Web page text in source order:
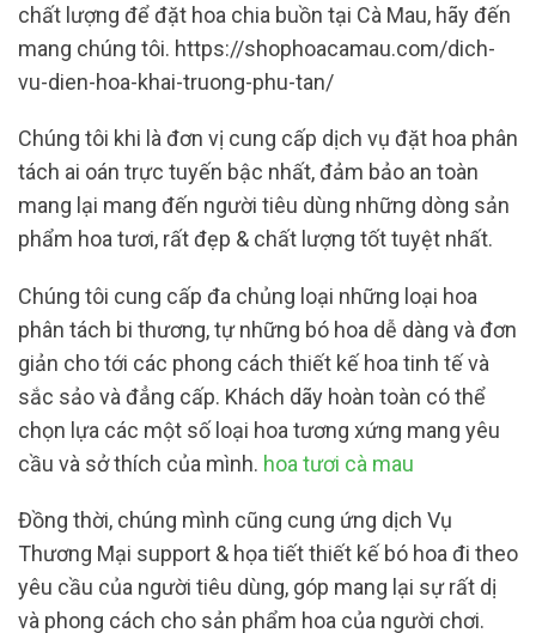
chất lượng để đặt hoa chia buồn tại Cà Mau, hãy đến
mang chúng tôi. https://shophoacamau.com/dich-
vu-dien-hoa-khai-truong-phu-tan/
Chúng tôi khi là đơn vị cung cấp dịch vụ đặt hoa phân
tách ai oán trực tuyến bậc nhất, đảm bảo an toàn
mang lại mang đến người tiêu dùng những dòng sản
phẩm hoa tươi, rất đẹp & chất lượng tốt tuyệt nhất.
Chúng tôi cung cấp đa chủng loại những loại hoa
phân tách bi thương, tự những bó hoa dễ dàng và đơn
giản cho tới các phong cách thiết kế hoa tinh tế và
sắc sảo và đẳng cấp. Khách dãy hoàn toàn có thể
chọn lựa các một số loại hoa tương xứng mang yêu
cầu và sở thích của mình. hoa tươi cà mau
Đồng thời, chúng mình cũng cung ứng dịch Vụ
Thương Mại support & họa tiết thiết kế bó hoa đi theo
yêu cầu của người tiêu dùng, góp mang lại sự rất dị
và phong cách cho sản phẩm hoa của người chơi.